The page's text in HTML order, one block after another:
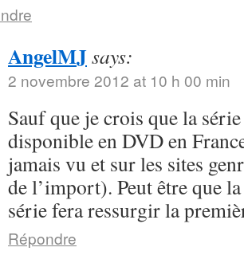
AngelMJsays:
2 novembre 2012 at 10 h 00 min
Sauf que je crois que la
disponible en DVD en
jamais vu et sur les sites
de l’import). Peut être que
série fera ressurgir la
Répondre